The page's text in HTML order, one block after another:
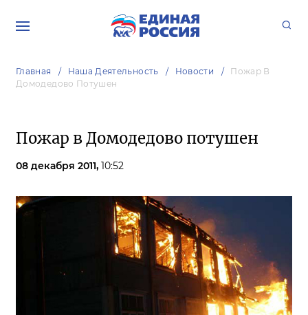
Главная Наша Деятельность Новости
Пожар В
Домодедово Потушен
Пожар в Домодедово потушен
08 декабря 2011, 10:52